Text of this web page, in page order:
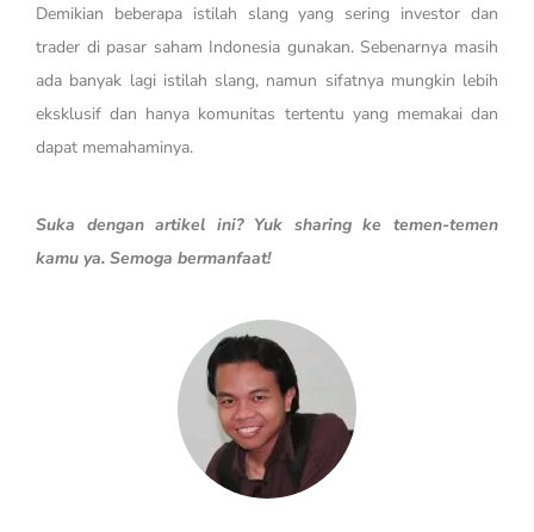
Demikian beberapa istilah slang yang sering investor dan
trader di pasar saham Indonesia gunakan. Sebenarnya masih
ada banyak lagi istilah slang, namun sifatnya mungkin lebih
eksklusif dan hanya komunitas tertentu yang memakai dan
dapat memahaminya.
Suka dengan artikel ini? Yuk sharing ke temen-temen
kamu ya. Semoga bermanfaat!